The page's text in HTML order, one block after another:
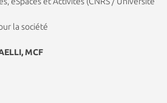
la société
MCF